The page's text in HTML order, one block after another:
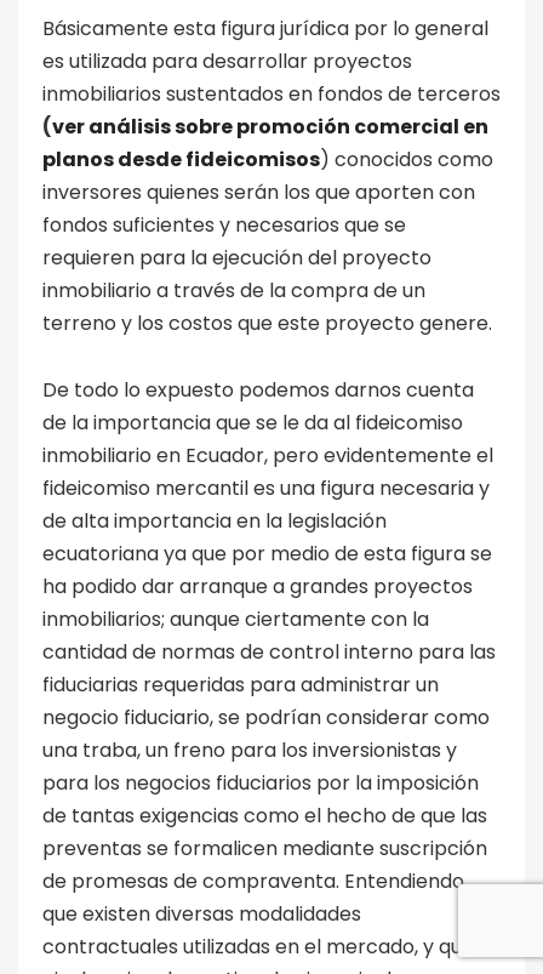
Básicamente esta figura jurídica por lo general
es utilizada para desarrollar proyectos
inmobiliarios sustentados en fondos de terceros
(ver análisis sobre promoción comercial en
planos desde fideicomisos) conocidos como
inversores quienes serán los que aporten con
fondos suficientes y necesarios que se
requieren para la ejecución del proyecto
inmobiliario a través de la compra de un
terreno y los costos que este proyecto genere.
De todo lo expuesto podemos darnos cuenta
de la importancia que se le da al fideicomiso
inmobiliario en Ecuador, pero evidentemente el
fideicomiso mercantil es una figura necesaria y
de alta importancia en la legislación
ecuatoriana ya que por medio de esta figura se
ha podido dar arranque a grandes proyectos
inmobiliarios; aunque ciertamente con la
cantidad de normas de control interno para las
fiduciarias requeridas para administrar un
negocio fiduciario, se podrían considerar como
una traba, un freno para los inversionistas y
para los negocios fiduciarios por la imposición
de tantas exigencias como el hecho de que las
preventas se formalicen mediante suscripción
de promesas de compraventa. Entendiendo
que existen diversas modalidades
contractuales utilizadas en el mercado, y que a